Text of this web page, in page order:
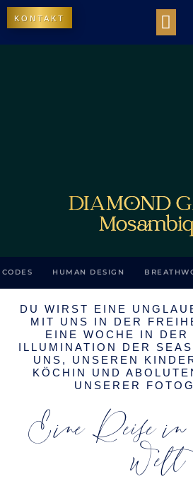
KONTAKT
DIAMOND
HUMAN DESIGN
DU WIRST EINE
MIT UNS IN DER
EINE WOCHE IN DER
ILLUMINATION DER
UNS, UNSEREN
KÖCHIN UND
UNSERER
Eine Reise in
Welt